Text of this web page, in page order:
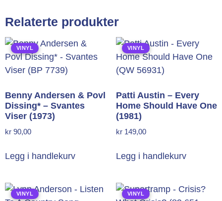
Relaterte produkter
VINYL
Benny Andersen & Povl
Dissing* – Svantes
Viser (1973)
kr 90,00
Legg i handlekurv
VINYL
Patti Austin – Every
Home Should Have One
(1981)
kr 149,00
Legg i handlekurv
VINYL VINYL